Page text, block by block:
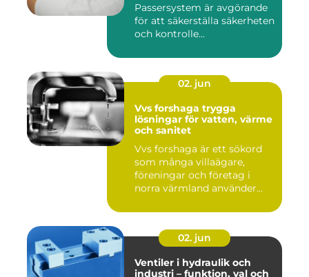
Passersystem är avgörande
för att säkerställa säkerheten
och kontrolle...
02. jun
Vvs forshaga trygga
lösningar för vatten, värme
och sanitet
Vvs forshaga är ett sökord
som många villaägare,
föreningar och företag i
norra värmland använder
02. jun
Ventiler i hydraulik och
industri – funktion, val och